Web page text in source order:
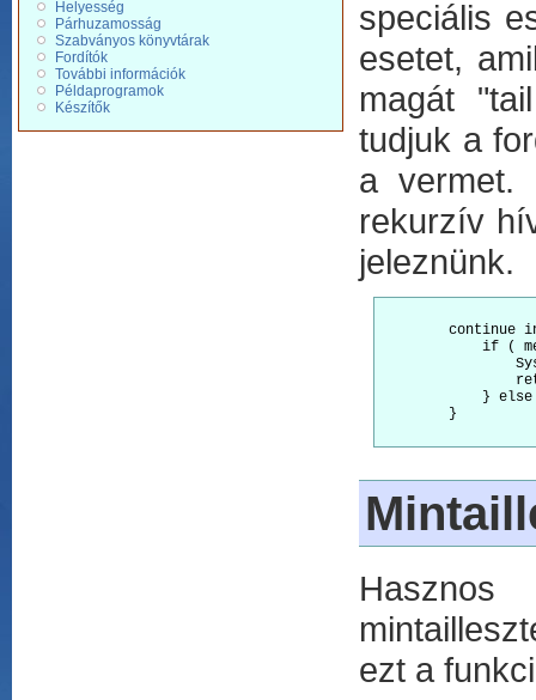
Helyesség
Párhuzamosság
Szabványos könyvtárak
Fordítók
További információk
Példaprogramok
Készítők
speciális
esetet,
magát
tudjuk a
a vermet.
rekurzív
jeleznünk.
continue
if (
}
        }
ezt a